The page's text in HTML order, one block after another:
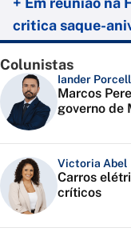
critica saque-
Colunistas
Iander
Marcos
governo de
Victoria Abel
Carros
críticos